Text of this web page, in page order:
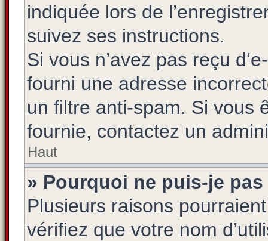
indiquée lors de
suivez ses instructions.
Si vous n’avez pas reçu
fourni une adresse
un filtre anti-spam. Si vous
fournie, contactez un
Haut
» Pourquoi ne puis-je
Plusieurs raisons
vérifiez que votre nom